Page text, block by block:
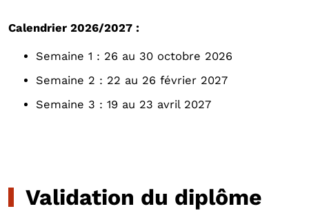
Calendrier 2026/2027 :
Semaine 1 : 26 au 30 octobre 2026
Semaine 2 : 22 au 26 février 2027
Semaine 3 : 19 au 23 avril 2027
Validation du diplôme